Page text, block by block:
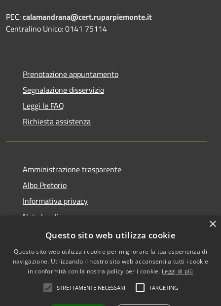
PEC:calamandrana@cert.ruparpiemonte.it
Centralino Unico: 0141 75114
Prenotazione appuntamento
Segnalazione disservizio
Leggi le FAQ
Richiesta assistenza
Amministrazione trasparente
Albo Pretorio
Informativa privacy
Note legali
Dichiarazione di accessibilità
Accessibilità
•Accesso redazione
×
Questo sito web utilizza cookie
Questo sito web utilizza i cookie per migliorare la tua esperienza di
navigazione. Utilizzando il nostro sito web acconsenti a tutti i cookie
in conformità con la nostra policy per i cookie. Leggi di più
STRETTAMENTE NECESSARI TARGETING